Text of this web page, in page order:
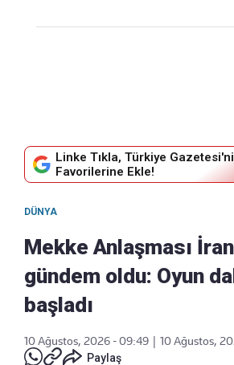
Linke Tıkla, Türkiye
Favorilerine Ekle!
DÜNYA
Mekke Anlaşması
gündem oldu: Oyun
başladı
10 Ağustos, 2026 - 09:49
10 Ağustos,
Paylaş